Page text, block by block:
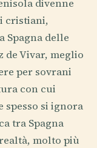
divenne
cristiani,
Spagna delle
de Vivar, meglio
per sovrani
con cui
spesso si ignora
tra Spagna
molto più